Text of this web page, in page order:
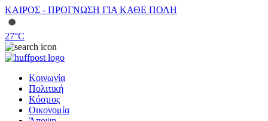
ΚΑΙΡΟΣ - ΠΡΟΓΝΩΣΗ ΓΙΑ ΚΑΘΕ ΠΟΛΗ
27°C
Κοινωνία
Πολιτική
Κόσμος
Οικονομία